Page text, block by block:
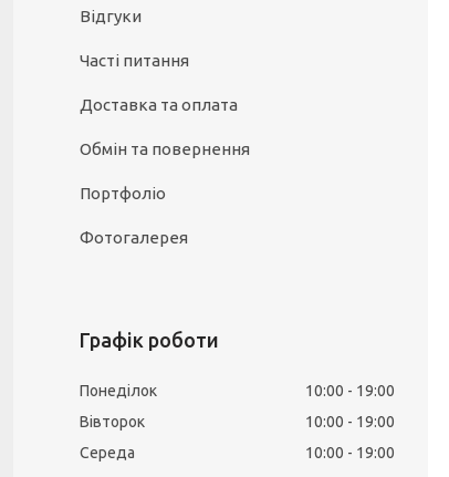
Відгуки
Часті питання
Доставка та оплата
Обмін та повернення
Портфоліо
Фотогалерея
Графік роботи
Понеділок 10:00
19:00
Вівторок
10:00
19:00
Середа
10:00
19:00